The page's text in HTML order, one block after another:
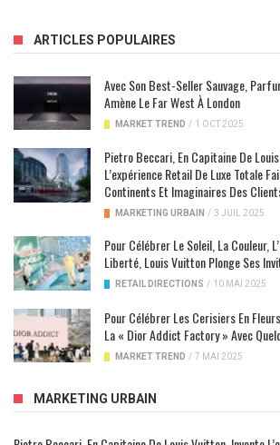
ARTICLES POPULAIRES
Avec Son Best-Seller Sauvage,
Amène Le Far West À London
MARKET TREND / 1 OCT 2025
Pietro Beccari, En Capitaine De
L’expérience Retail De Luxe Totale
Continents Et Imaginaires Des
MARKETING URBAIN / 3 JUIL 2025
Pour Célébrer Le Soleil, La Couleur,
Liberté, Louis Vuitton Plonge Ses
RETAIL DIRECTIONS / 10 MAI 2025
Pour Célébrer Les Cerisiers En
La « Dior Addict Factory » Avec
MARKET TREND / 7 MAI 2025
MARKETING URBAIN